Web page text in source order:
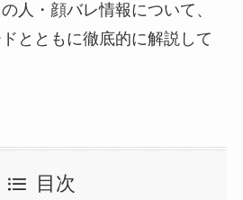
人・顔バレ情報について、
とともに徹底的に解説して
目次